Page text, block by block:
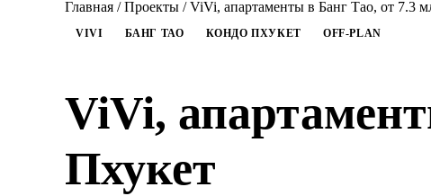
Главная / Проекты / ViVi, апартаменты в Банг Тао, от 7.3
VIVI БАНГ ТАО КОНДО ПХУКЕТ OFF-PLAN
ViVi,
Пхукет